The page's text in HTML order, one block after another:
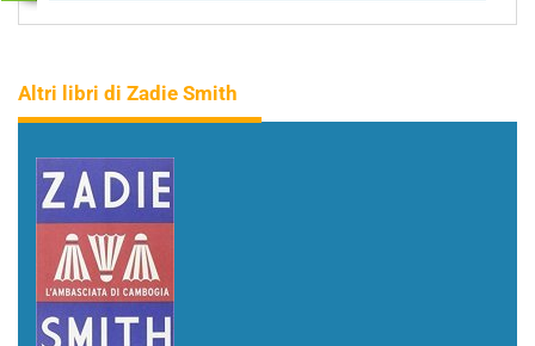
Altri libri di Zadie Smith